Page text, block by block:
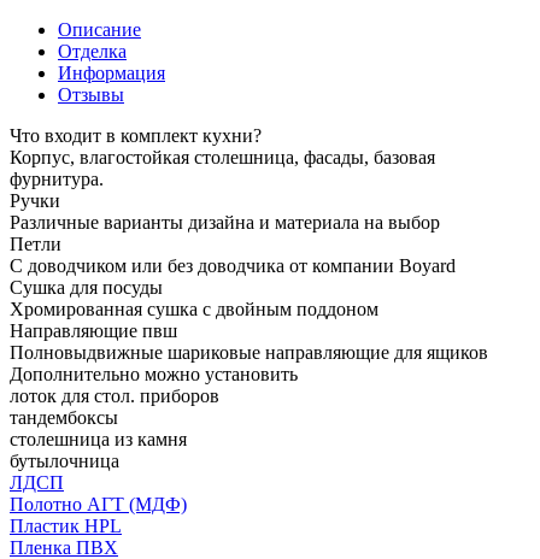
Описание
Отделка
Информация
Отзывы
Что входит в комплект кухни?
Корпус, влагостойкая столешница, фасады, базовая
фурнитура.
Ручки
Различные варианты дизайна и материала на выбор
Петли
С доводчиком или без доводчика от компании Boyard
Сушка для посуды
Хромированная сушка с двойным поддоном
Направляющие пвш
Полновыдвижные шариковые направляющие для ящиков
Дополнительно можно установить
лоток для стол. приборов
тандембоксы
столешница из камня
бутылочница
ЛДСП
Полотно АГТ (МДФ)
Пластик HPL
Пленка ПВХ